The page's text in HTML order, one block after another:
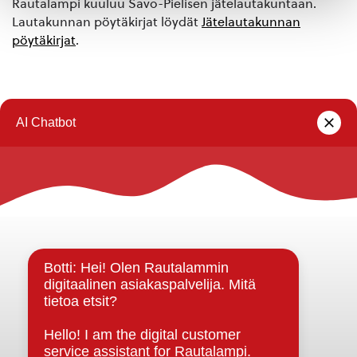
Rautalampi kuuluu Savo-Pielisen jätelautakuntaan.
Lautakunnan pöytäkirjat löydät Jätelautakunnan
pöytäkirjat.
Rautalammin kunta
Strategiat, ohjelmat, ohjeet, suunnitelmat, säännöt ja
sopimukset
Asiakirjajulkisuuskuvaus
Evästeet
Saavutettavuusseloste